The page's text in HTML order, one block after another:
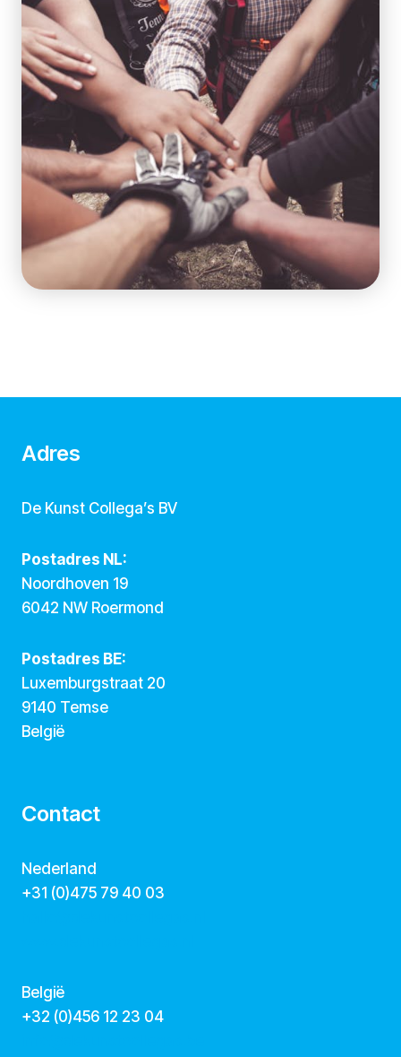
Adres
De Kunst Collega’s BV
Postadres NL:
Noordhoven 19
6042 NW Roermond
Postadres BE:
Luxemburgstraat 20
9140 Temse
België
Contact
Nederland
+31 (0)475 79 40 03
België
‭+32 (0)456 12 23 04‬